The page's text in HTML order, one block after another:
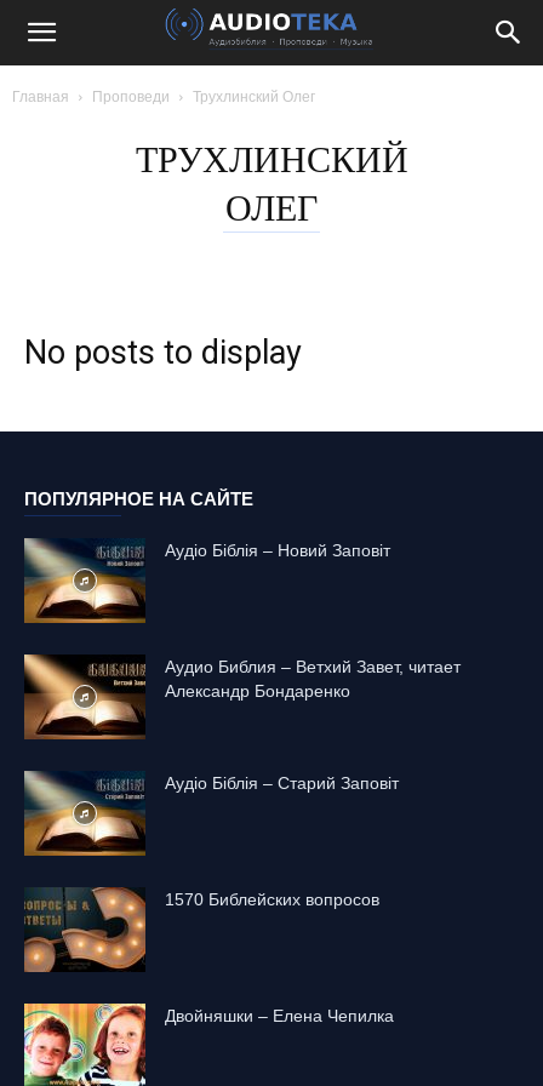
Главная Проповеди Трухлинский Олег
ТРУХЛИНСКИЙ
ОЛЕГ
No posts to display
ПОПУЛЯРНОЕ НА САЙТЕ
Аудіо Біблія – Новий Заповіт
Аудио Библия – Ветхий Завет, читает
Александр Бондаренко
Аудіо Біблія – Старий Заповіт
1570 Библейских вопросов
Двойняшки – Елена Чепилка